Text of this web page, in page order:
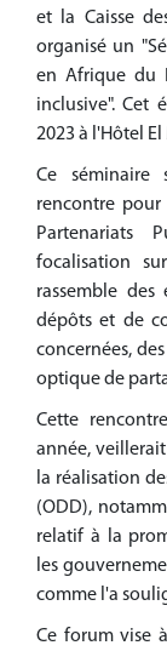
et la Caisse
organisé un
en Afrique du
inclusive". Cet
2023 à l'Hôtel
Ce séminaire
rencontre pour
Partenariats
focalisation
rassemble des
dépôts et de
concernées,
optique de
Cette
année,
la réalisation
(ODD),
relatif à la
les
comme l'a
Ce forum vise